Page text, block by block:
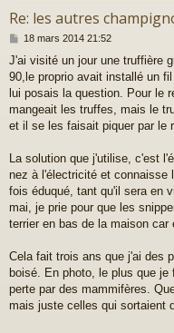
Re: les autres
M
s
s
a
g
e
18 mars 2014 21:52
J'ai visité un jour une truffière
90,le proprio avait installé un
lui posais la question. Pour le
mangeait les truffes, mais le
et il se les faisait piquer par le
La solution que j'utilise, c'est
nez à l'électricité et connaisse
fois éduqué, tant qu'il sera en
mai, je prie pour que les
terrier en bas de la maison car
Cela fait trois ans que j'ai des
boisé. En photo, le plus que
perte par des mammifères.
mais juste celles qui sortaient